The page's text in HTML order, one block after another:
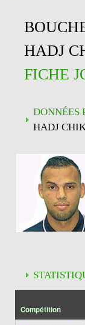
HADJ
FICHE
DONNÉES
HADJ
Compétition